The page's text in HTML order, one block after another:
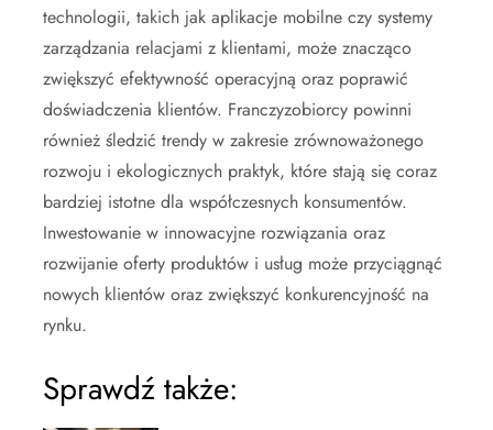
technologii, takich jak aplikacje mobilne czy systemy
zarządzania relacjami z klientami, może znacząco
zwiększyć efektywność operacyjną oraz poprawić
doświadczenia klientów. Franczyzobiorcy powinni
również śledzić trendy w zakresie zrównoważonego
rozwoju i ekologicznych praktyk, które stają się coraz
bardziej istotne dla współczesnych konsumentów.
Inwestowanie w innowacyjne rozwiązania oraz
rozwijanie oferty produktów i usług może przyciągnąć
nowych klientów oraz zwiększyć konkurencyjność na
rynku.
Sprawdź także: